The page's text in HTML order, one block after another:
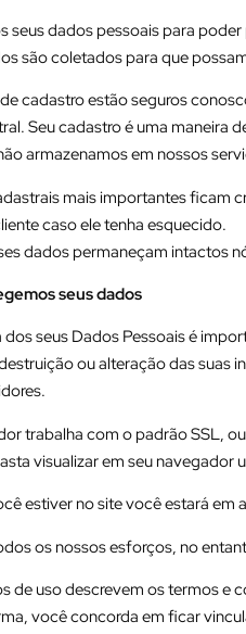
seus dados pessoais para
são coletados para que
cadastro estão seguros
Seu cadastro é uma maneira
armazenamos em nossos
mais importantes ficam
caso ele tenha esquecido.
dados permaneçam intactos
seus dados
dos seus Dados Pessoais é
ou alteração das suas
trabalha com o padrão SSL,
visualizar em seu navegador
estiver no site você estará em
os nossos esforços, no
de uso descrevem os termos e
você concorda em ficar